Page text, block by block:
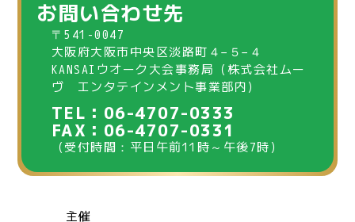
お問い合わせ先
〒541-0047
大阪府大阪市中央区淡路町４−５−４
KANSAIウオーク大会事務局（株式会社ムー
ヴ エンタテインメント事業部内）
TEL：06-4707-0333
FAX：06-4707-0331
（受付時間：平日午前11時～午後7時）
主催